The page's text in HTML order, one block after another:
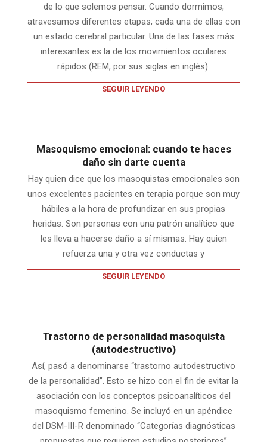
de lo que solemos pensar. Cuando dormimos,
atravesamos diferentes etapas; cada una de ellas con
un estado cerebral particular. Una de las fases más
interesantes es la de los movimientos oculares
rápidos (REM, por sus siglas en inglés).
SEGUIR LEYENDO
Masoquismo emocional: cuando te haces
daño sin darte cuenta
Hay quien dice que los masoquistas emocionales son
unos excelentes pacientes en terapia porque son muy
hábiles a la hora de profundizar en sus propias
heridas. Son personas con una patrón analítico que
les lleva a hacerse daño a sí mismas. Hay quien
refuerza una y otra vez conductas y
SEGUIR LEYENDO
Trastorno de personalidad masoquista
(autodestructivo)
Así, pasó a denominarse “trastorno autodestructivo
de la personalidad”. Esto se hizo con el fin de evitar la
asociación con los conceptos psicoanalíticos del
masoquismo femenino. Se incluyó en un apéndice
del DSM-III-R denominado “Categorías diagnósticas